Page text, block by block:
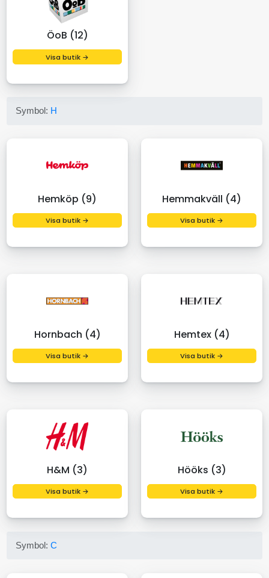
ÖoB (12)
Visa butik →
Symbol: H
Hemköp (9)
Visa butik →
Hemmakväll (4)
Visa butik →
Hornbach (4)
Visa butik →
Hemtex (4)
Visa butik →
H&M (3)
Visa butik →
Hööks (3)
Visa butik →
Symbol:C